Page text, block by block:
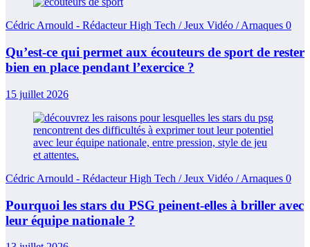
Cédric Arnould - Rédacteur High Tech / Jeux Vidéo / Arnaques 0
Qu’est-ce qui permet aux écouteurs de sport de rester
bien en place pendant l’exercice ?
15 juillet 2026
Cédric Arnould - Rédacteur High Tech / Jeux Vidéo / Arnaques 0
Pourquoi les stars du PSG peinent-elles à briller avec
leur équipe nationale ?